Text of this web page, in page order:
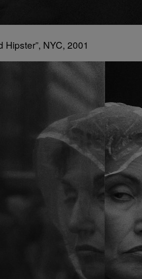
Hipster”, NYC, 2001